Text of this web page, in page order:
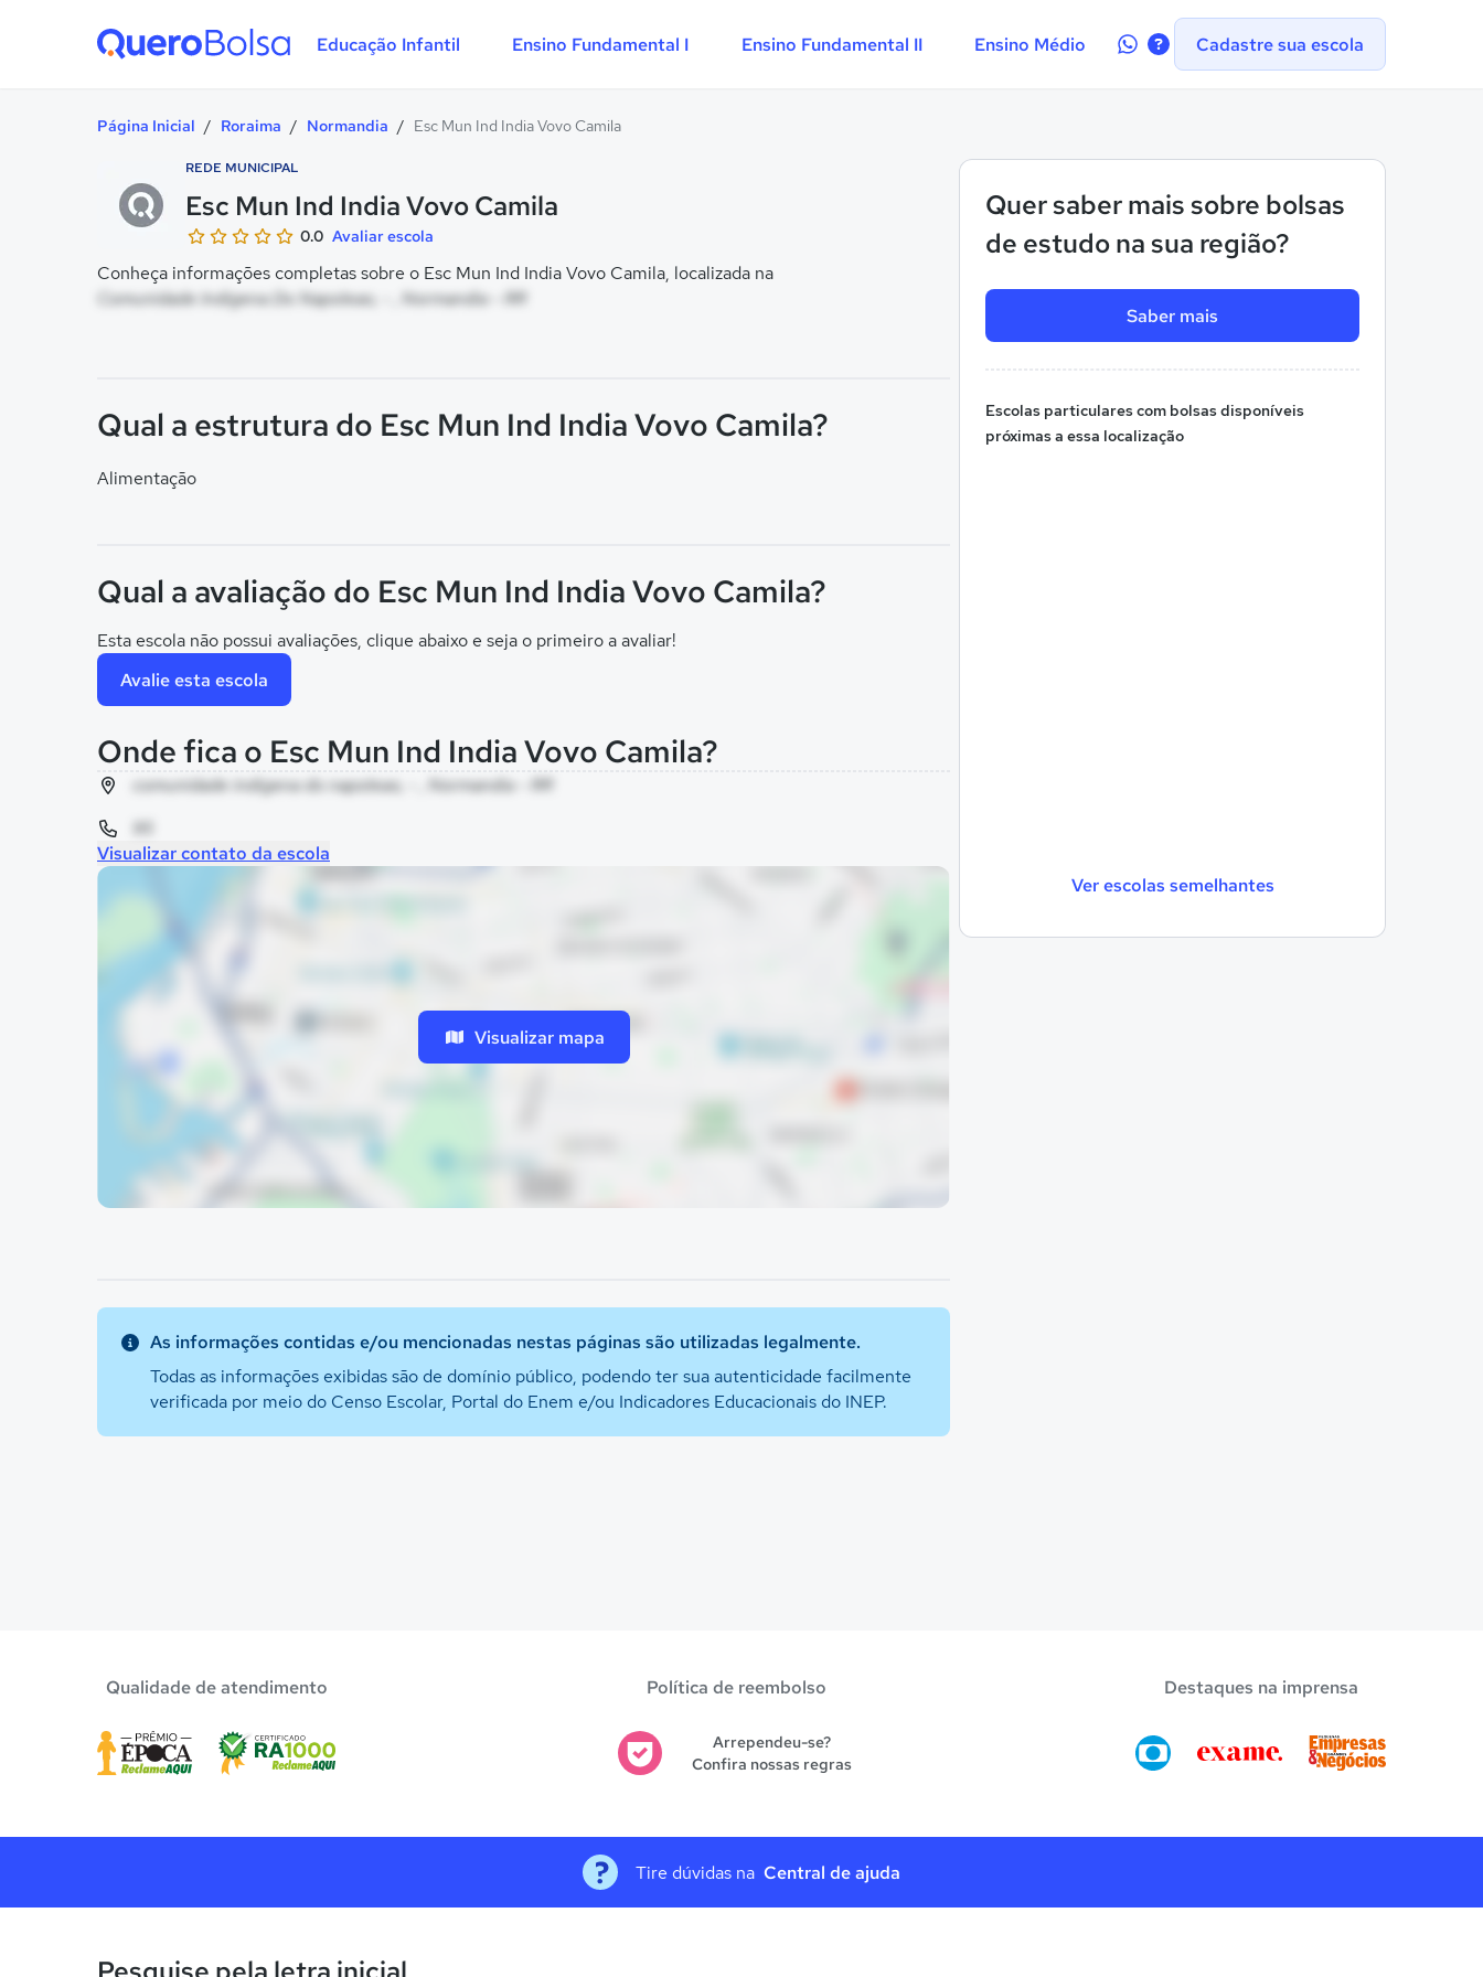
Educação Infantil Ensino Fundamental I Ensino Fundamental II Ensino Médio
Contate-Cadastre sua escola
Página Inicial / Roraima / Normandia / Esc Mun Ind India Vovo Camila
REDE MUNICIPAL
Esc Mun Ind India Vovo Camila
0.0 Avaliar escola
Conheça informações completas sobre o Esc Mun Ind India Vovo Camila, localizada na
Comunidade Indigena Do Napoleao, - , Normandia - RR
Quer saber mais sobre bolsas
de estudo na sua região?
Saber mais
Escolas particulares com bolsas disponíveis
próximas a essa localização
Ver escolas semelhantes
Qual a estrutura do Esc Mun Ind India Vovo Camila?
Alimentação
Qual a avaliação do Esc Mun Ind India Vovo Camila?
Esta escola não possui avaliações, clique abaixo e seja o primeiro a avaliar!
Avalie esta escola
Onde fica o Esc Mun Ind India Vovo Camila?
comunidade indigena do napoleao, - , Normandia - RR
95
Visualizar contato da escola
Visualizar mapa
As informações contidas e/ou mencionadas nestas páginas são utilizadas legalmente.
Todas as informações exibidas são de domínio público, podendo ter sua autenticidade facilmente
verificada por meio do Censo Escolar, Portal do Enem e/ou Indicadores Educacionais do INEP.
Qualidade de atendimento Política de reembolso
Arrependeu-se?
Confira nossas regras
Destaques na imprensa
Tire dúvidas na Central de ajuda